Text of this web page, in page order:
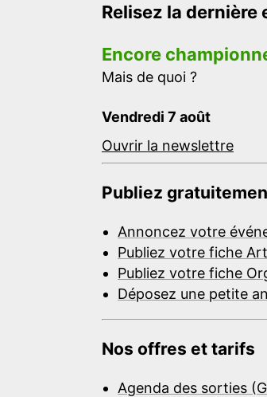
Relisez la
Encore
Mais de quoi ?
Vendredi 7 août
Ouvrir la newslettre
Publiez
Annoncez votre
Publiez votre fiche
Publiez votre fiche
Déposez une petite
Nos offres et tarifs
Agenda des sorties